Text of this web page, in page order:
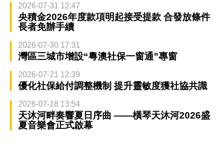
2026-07-31 12:47
央積金2026年度款項明起接受提款 合發放條件
長者免辦手續
2026-07-30 17:31
灣區三城市增設“粵澳社保一窗通”專窗
2026-07-21 12:39
優化社保給付調整機制 提升靈敏度獲社協共識
2026-07-18 13:54
天沐河畔奏響夏日序曲 ——橫琴天沐河2026盛
夏音樂會正式啟幕